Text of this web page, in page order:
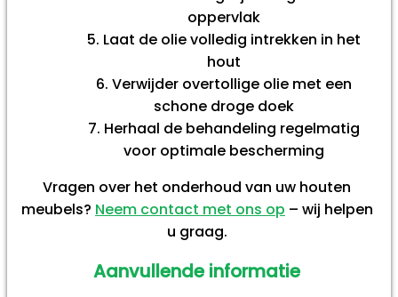
oppervlak
Laat de olie volledig intrekken in het
hout
Verwijder overtollige olie met een
schone droge doek
Herhaal de behandeling regelmatig
voor optimale bescherming
Vragen over het onderhoud van uw houten
meubels? Neem contact met ons op – wij helpen
u graag.
Aanvullende informatie